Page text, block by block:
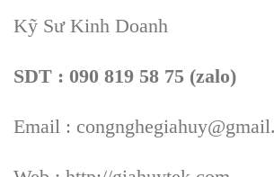
Kỹ Sư Kinh Doanh
SDT : 090 819 58 75 (zalo)
Email :